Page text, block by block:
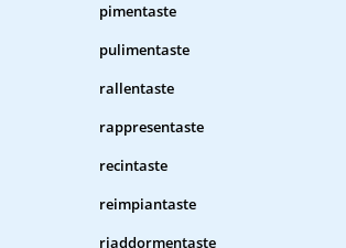
pimentaste
pulimentaste
rallentaste
rappresentaste
recintaste
reimpiantaste
riaddormentaste